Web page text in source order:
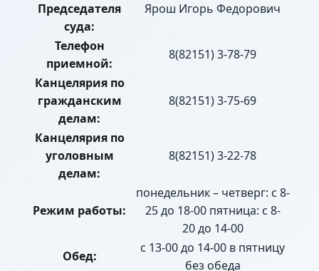
Председателя
суда:
Ярош Игорь Федорович
Телефон
приемной:
8(82151) 3-78-79
Канцелярия по
гражданским
делам:
8(82151) 3-75-69
Канцелярия по
уголовным
делам:
8(82151) 3-22-78
Режим работы:
понедельник – четверг: с 8-
25 до 18-00 пятница: с 8-
20 до 14-00
Обед:
с 13-00 до 14-00 в пятницу
без обеда